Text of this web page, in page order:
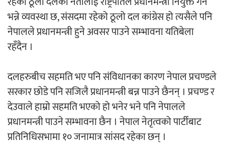
‘दुर्गा’ निर्माण गर्दै सम्राट
चलचित्र ‘माया भनेकै यस्तो होला’को शीर्ष गीत
सार्वजनिक
भन्ने व्यवस्था छ, संसदमा रहेको ठूलो दल कांग्रेस हो त्यसैले पनि
नेपालले प्रधानमन्त्री हुने अवसर पाउने सम्भावना यतिबेला
रहँदैन ।
दलहरुबीच सहमति भए पनि संविधानका कारण नेपाल प्रचण्डले
सरकार छोडे पनि सजिलै प्रधानमन्त्री बन्न पाउने छैनन् । प्रचण्ड र
देउवाले हाम्रो सहमति भएको हो भनेर भने पनि नेपालले
प्रधानमन्त्री पाउने सम्भावना छैन । नेपाल नेतृत्वको पार्टीबाट
प्रतिनिधिसभामा १० जनामात्र सांसद रहेका छन् ।